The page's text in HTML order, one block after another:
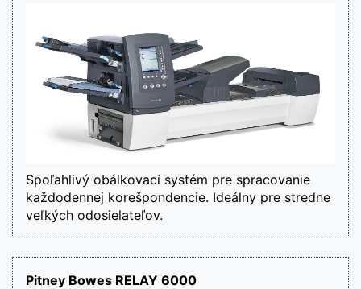
Spoľahlivý obálkovací systém pre spracovanie
každodennej korešpondencie. Ideálny pre stredne
veľkých odosielateľov.
Pitney Bowes RELAY 6000